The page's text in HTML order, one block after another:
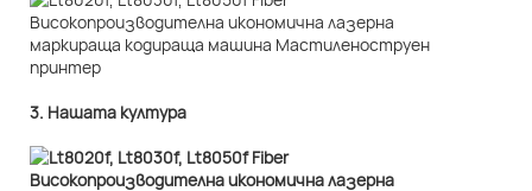
3. Нашата култура